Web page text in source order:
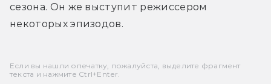
сезона. Он же выступит режиссером
некоторых эпизодов.
Если вы нашли опечатку, пожалуйста, выделите фрагмент
текста и нажмите Ctrl+Enter.